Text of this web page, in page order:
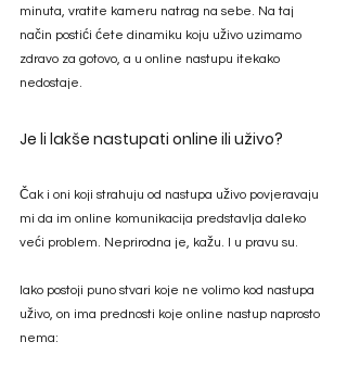
minuta, vratite kameru natrag na sebe. Na taj
način postići ćete dinamiku koju uživo uzimamo
zdravo za gotovo, a u online nastupu itekako
nedostaje.
Je li lakše nastupati online ili uživo?
Čak i oni koji strahuju od nastupa uživo povjeravaju
mi da im online komunikacija predstavlja daleko
veći problem. Neprirodna je, kažu. I u pravu su.
Iako postoji puno stvari koje ne volimo kod nastupa
uživo, on ima prednosti koje online nastup naprosto
nema: